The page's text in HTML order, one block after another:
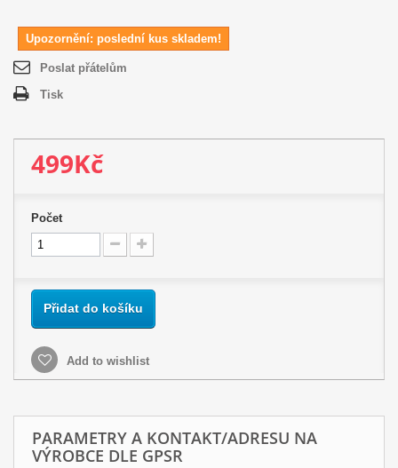
Upozornění: poslední kus skladem!
Poslat přátelům
Tisk
499Kč
Počet
Přidat do košíku
Add to wishlist
PARAMETRY A KONTAKT/ADRESU NA
VÝROBCE DLE GPSR